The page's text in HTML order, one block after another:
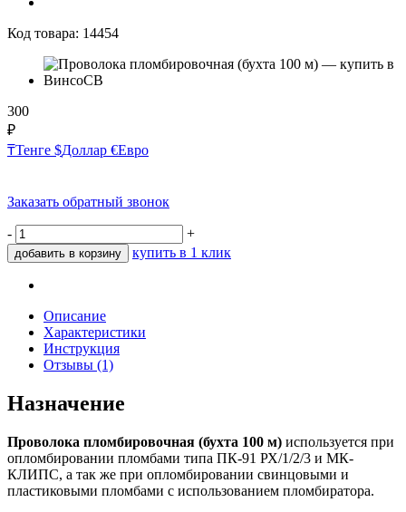
Код товара: 14454
300
₽
₸Тенге $Доллар €Евро
Заказать обратный звонок
- +
добавить в корзину купить в 1 клик
Описание
Характеристики
Инструкция
Отзывы (1)
Назначение
Проволока пломбировочная (бухта 100 м) используется при
опломбировании пломбами типа ПК-91 РХ/1/2/3 и МК-
КЛИПС, а так же при опломбировании свинцовыми и
пластиковыми пломбами с использованием пломбиратора.